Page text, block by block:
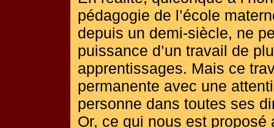
pédagogie de l’école
depuis un demi-siècle, ne
puissance d’un travail de
apprentissages. Mais ce
permanente avec une
personne dans toutes ses
Or, ce qui nous est proposé